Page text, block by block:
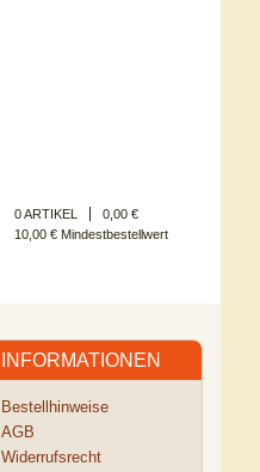
0 ARTIKEL
0,00 €
10,00 € Mindestbestellwert
INFORMATIONEN
Bestellhinweise
AGB
Widerrufsrecht